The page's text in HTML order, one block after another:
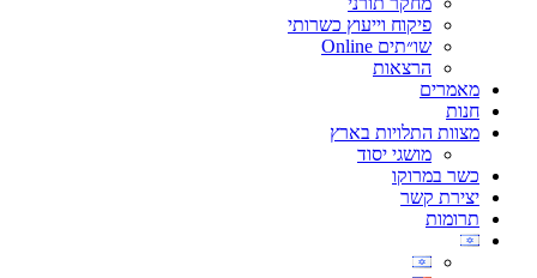
פיקוח וייעוץ כשרותי
שו״תים Online
הרצאות
מאמרים
חנות
מצוות התלויות בארץ
מושגי יסוד
כשר במרוקו
יצירת קשר
תרומות